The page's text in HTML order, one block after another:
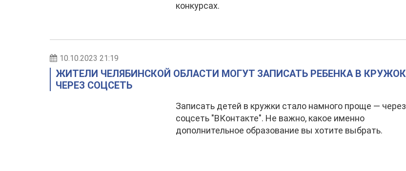
конкурсах.
10.10.2023 21:19
ЖИТЕЛИ ЧЕЛЯБИНСКОЙ ОБЛАСТИ МОГУТ ЗАПИСАТЬ РЕБЕНКА В КРУЖОК
ЧЕРЕЗ СОЦСЕТЬ
Записать детей в кружки стало намного проще — через
соцсеть "ВКонтакте". Не важно, какое именно
дополнительное образование вы хотите выбрать.